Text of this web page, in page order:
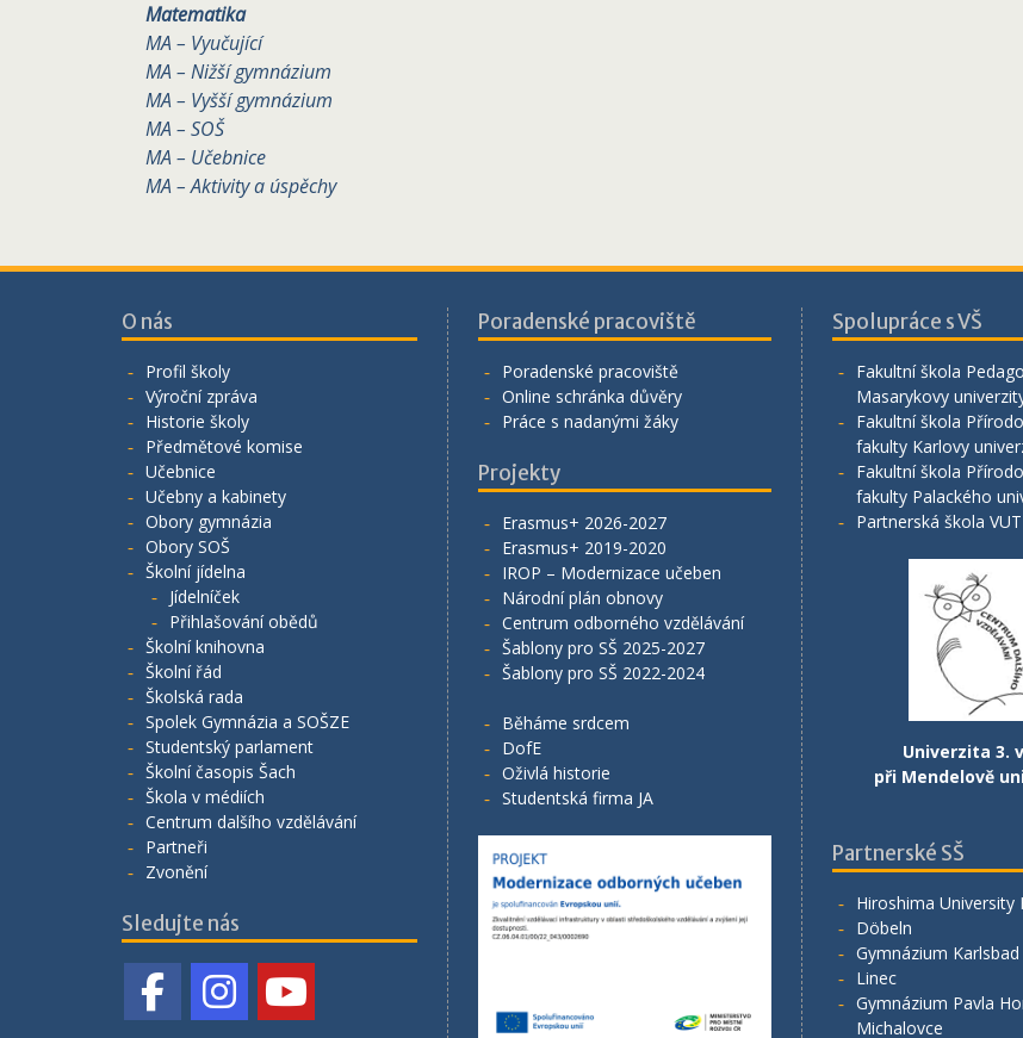
Matematika
MA – Vyučující
MA – Nižší gymnázium
MA – Vyšší gymnázium
MA – SOŠ
MA – Učebnice
MA – Aktivity a úspěchy
O nás
Profil školy
Výroční zpráva
Historie školy
Předmětové komise
Učebnice
Učebny a kabinety
Obory gymnázia
Obory SOŠ
Školní jídelna
Jídelníček
Přihlašování obědů
Školní knihovna
Školní řád
Školská rada
Spolek Gymnázia a SOŠZE
Studentský parlament
Školní časopis Šach
Škola v médiích
Centrum dalšího vzdělávání
Partneři
Zvonění
Sledujte nás
Poradenské pracoviště
Poradenské pracoviště
Online schránka důvěry
Práce s nadanými žáky
Projekty
Erasmus+ 2026-2027
Erasmus+ 2019-2020
IROP – Modernizace učeben
Národní plán obnovy
Centrum odborného vzdělávání
Šablony pro SŠ 2025-2027
Šablony pro SŠ 2022-2024
Běháme srdcem
DofE
Oživlá historie
Studentská firma JA
Spolupráce s VŠ
Fakultní škola
Masarykovy
Fakultní škola
fakulty Karlovy
Fakultní škola
fakulty Palackého
Partnerská škola VUT
Univerzita 3.
při Mendelově
Partnerské SŠ
Hiroshima University
Döbeln
Gymnázium Karlsbad
Linec
Gymnázium Pavla
Michalovce